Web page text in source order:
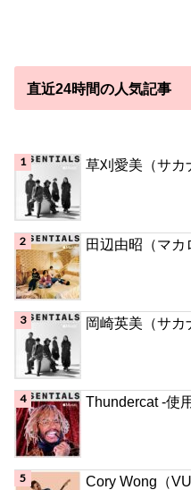
直近24時間の人気記事
草刈愛美（サカ
田辺由昭（マカ
岡崎英美（サカ
Thundercat -使
Cory Wong（